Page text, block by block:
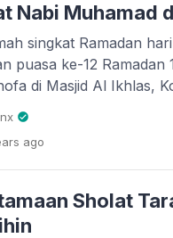
Nabi Muhamad
singkat Ramadan
puasa ke-12
di Masjid Al Ikhlas,
Demak. Baca juga
kesempatan
tentang 5
[…]
ago
Sholat